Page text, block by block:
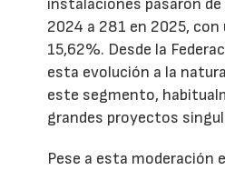
instalaciones pasaron de
2024 a 281 en 2025,
15,62%. Desde la
esta evolución a la
este segmento,
grandes proyectos
Pese a esta moderación